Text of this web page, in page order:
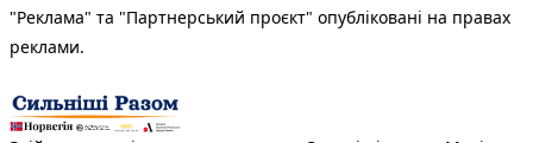
"Реклама" та "Партнерський проєкт" опубліковані на правах
реклами.